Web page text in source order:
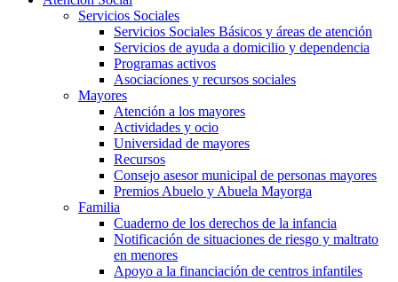
Servicios Sociales
Servicios Sociales Básicos y áreas de atención
Servicios de ayuda a domicilio y dependencia
Programas activos
Asociaciones y recursos sociales
Mayores
Atención a los mayores
Actividades y ocio
Universidad de mayores
Recursos
Consejo asesor municipal de personas mayores
Premios Abuelo y Abuela Mayorga
Familia
Cuaderno de los derechos de la infancia
Notificación de situaciones de riesgo y maltrato
en menores
Apoyo a la financiación de centros infantiles